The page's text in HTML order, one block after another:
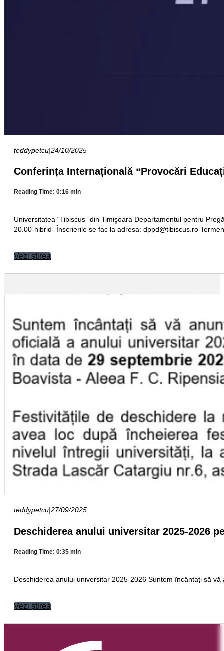
teddypetcu|24/10/2025
Conferința Internațională “Provocări
Reading Time: 0:16 min
Universitatea “Tibiscus” din Timişoara Departamentul pentru
20.00-hibrid- Înscrierile se fac la adresa: or.sucsibit@dppd
Vezi știrea
teddypetcu|27/09/2025
Deschiderea anului universitar 2025-2026
Reading Time: 0:35 min
Deschiderea anului universitar 2025-2026 Suntem încântați să
Vezi știrea